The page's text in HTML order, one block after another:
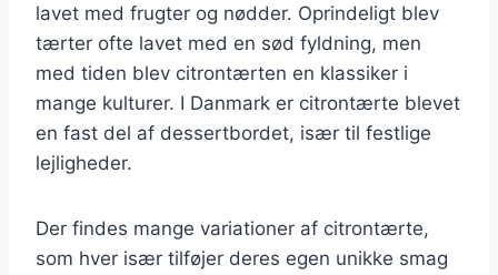
lavet med frugter og nødder. Oprindeligt blev
tærter ofte lavet med en sød fyldning, men
med tiden blev citrontærten en klassiker i
mange kulturer. I Danmark er citrontærte blevet
en fast del af dessertbordet, især til festlige
lejligheder.
Der findes mange variationer af citrontærte,
som hver især tilføjer deres egen unikke smag